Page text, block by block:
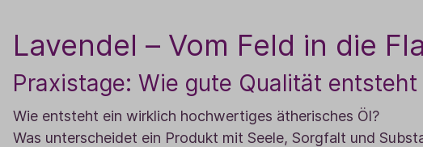
Lavendel – Vom Feld in die
Praxistage: Wie gute Qualität entsteht
Wie entsteht ein wirklich hochwertiges ätherisches Öl?
Was unterscheidet ein Produkt mit Seele, Sorgfalt und